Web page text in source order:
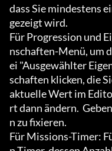
dass Sie mindestens
gezeigt wird.
Für Progression und
nschaften-Menü, um
ei "Ausgewählter
schaften klicken, die
aktuelle Wert im
rt dann ändern.
n zu fixieren.
Für Missions-Timer: